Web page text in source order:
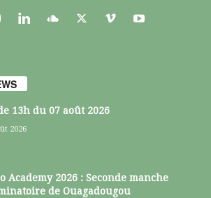
13h du 07 août 2026
2026
Academy 2026 : Seconde manche
de Ouagadougou